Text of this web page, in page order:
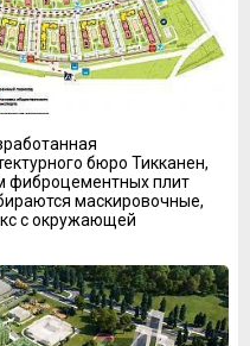
бюро Тикканен,
фиброцементных плит
маскировочные,
с окружающей